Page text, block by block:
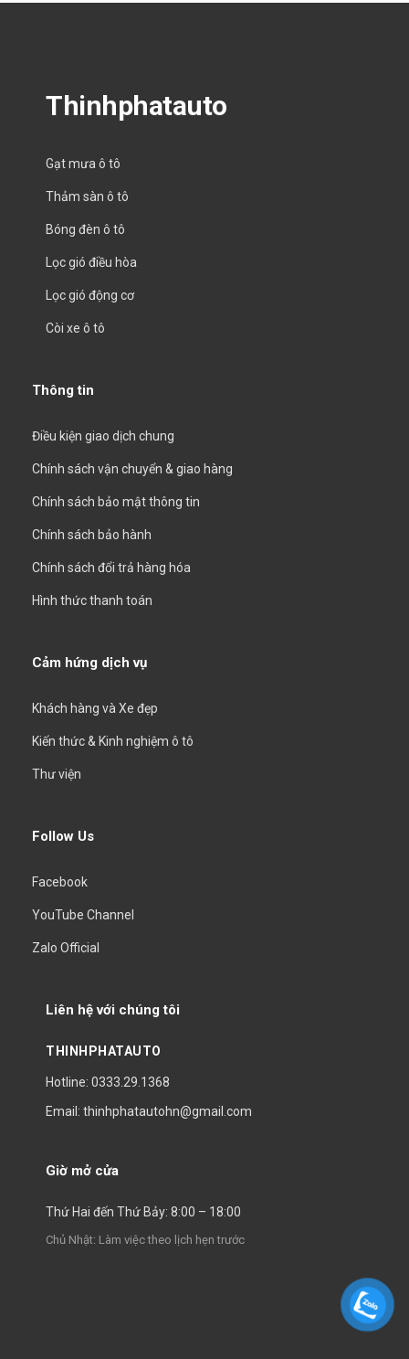
Thinhphatauto
Gạt mưa ô tô
Thảm sàn ô tô
Bóng đèn ô tô
Lọc gió điều hòa
Lọc gió động cơ
Còi xe ô tô
Thông tin
Điều kiện giao dịch chung
Chính sách vận chuyển & giao hàng
Chính sách bảo mật thông tin
Chính sách bảo hành
Chính sách đổi trả hàng hóa
Hình thức thanh toán
Cảm hứng dịch vụ
Khách hàng và Xe đẹp
Kiến thức & Kinh nghiệm ô tô
Thư viện
Follow Us
Facebook
YouTube Channel
Zalo Official
Liên hệ với chúng tôi
THINHPHATAUTO
Hotline: 0333.29.1368
Email: thinhphatautohn@gmail.com
Giờ mở cửa
Thứ Hai đến Thứ Bảy: 8:00 – 18:00
Chủ Nhật: Làm việc theo lịch hẹn trước